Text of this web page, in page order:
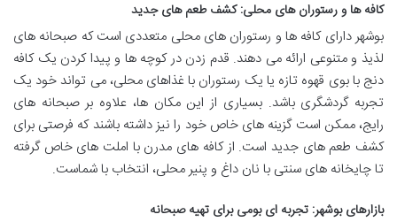
کافه ها و رستوران های محلی: کشف طعم های جدید
بوشهر دارای کافه ها و رستوران های محلی متعددی است که صبحانه های
لذیذ و متنوعی ارائه می دهند. قدم زدن در کوچه ها و پیدا کردن یک کافه
دنج با بوی قهوه تازه یا یک رستوران با غذاهای محلی، می تواند خود یک
تجربه گردشگری باشد. بسیاری از این مکان ها، علاوه بر صبحانه های
رایج، ممکن است گزینه های خاص خود را نیز داشته باشند که فرصتی برای
کشف طعم های جدید است. از کافه های مدرن با املت های خاص گرفته
تا چایخانه های سنتی با نان داغ و پنیر محلی، انتخاب با شماست.
بازارهای بوشهر: تجربه ای بومی برای تهیه صبحانه